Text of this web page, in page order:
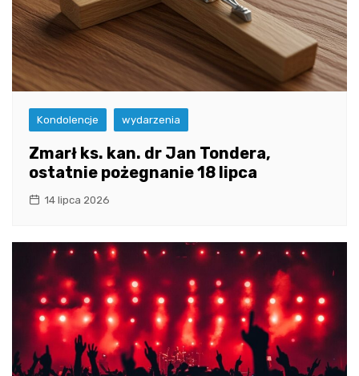
Kondolencje wydarzenia
Zmarł ks. kan. dr Jan Tondera,
ostatnie pożegnanie 18 lipca
14 lipca 2026